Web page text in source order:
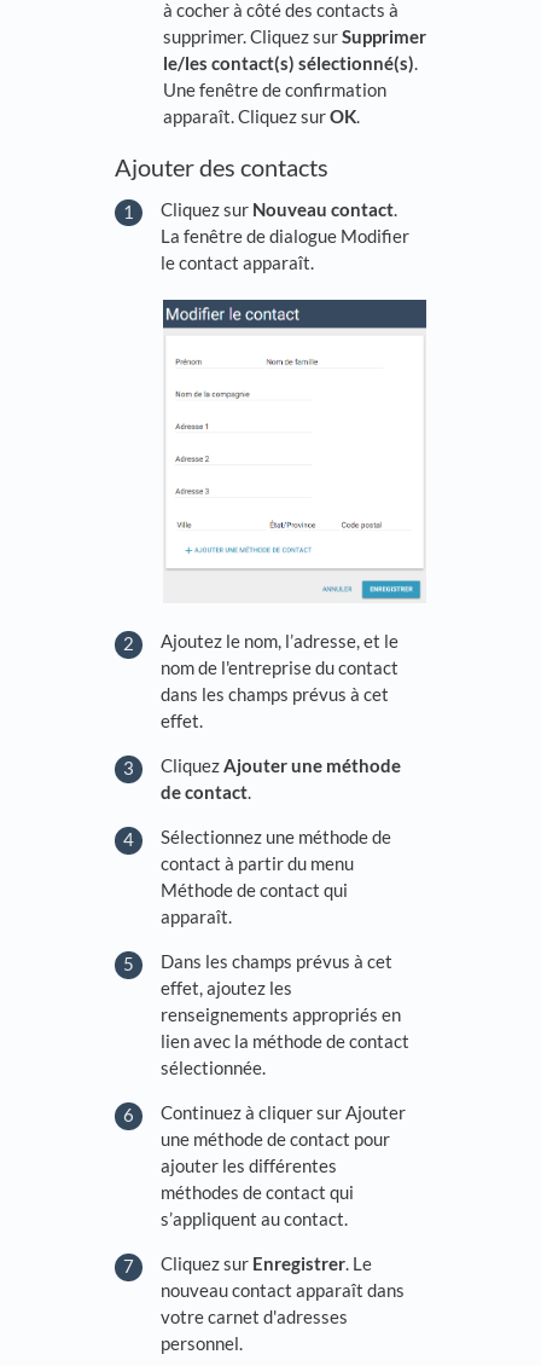
à cocher à côté des contacts à
supprimer. Cliquez surSupprimer
le/les contact(s) sélectionné(s).
Une fenêtre de confirmation
apparaît. Cliquez surOK.
Ajouter des contacts
Cliquez sur Nouveau contact.
La fenêtre de dialogue Modifier
le contact apparaît.
Ajoutez le nom, l’adresse, et le
nom de l'entreprise du contact
dans les champs prévus à cet
effet.
CliquezAjouter une méthode
de contact.
Sélectionnez une méthode de
contact à partir du menu
Méthode de contact qui
apparaît.
Dans les champs prévus à cet
effet, ajoutez les
renseignements appropriés en
lien avec la méthode de contact
sélectionnée.
Continuez à cliquer sur Ajouter
une méthode de contact pour
ajouter les différentes
méthodes de contact qui
s’appliquent au contact.
Cliquez sur Enregistrer. Le
nouveau contact apparaît dans
votre carnet d'adresses
personnel.